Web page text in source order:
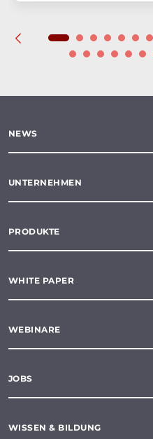
NEWS
UNTERNEHMEN
PRODUKTE
WHITE PAPER
WEBINARE
JOBS
WISSEN & BILDUNG